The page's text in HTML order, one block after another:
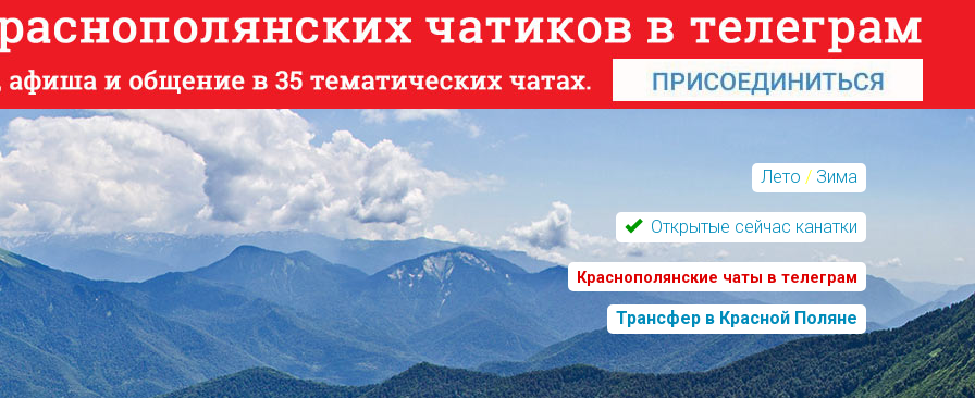
Лето / Зима
Открытые сейчас канатки
Краснополянские чаты в телеграм
Трансфер в Красной Поляне